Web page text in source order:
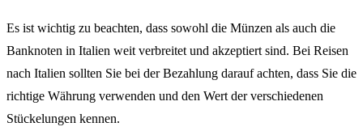
Es ist wichtig zu beachten, dass sowohl die Münzen als auch die
Banknoten in Italien weit verbreitet und akzeptiert sind. Bei Reisen
nach Italien sollten Sie bei der Bezahlung darauf achten, dass Sie die
richtige Währung verwenden und den Wert der verschiedenen
Stückelungen kennen.